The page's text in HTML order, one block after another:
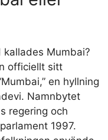
kontraster. Det är
skyskrapor,
Redo